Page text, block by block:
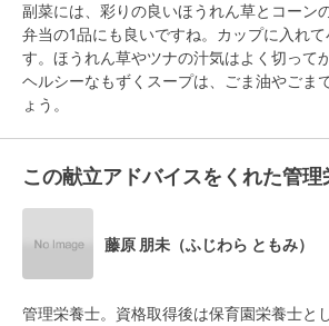
副菜には、彩りの良いほうれん草とコーン
弁当の1品にも良いですね。カップに入れ
す。ほうれん草やツナの汁気はよく切って
ヘルシーなもずくスープは、ごま油やごま
この献立アドバイスをくれた管理
藤原 朋未（ふじわら ともみ）
管理栄養士。資格取得後は保育園栄養士と